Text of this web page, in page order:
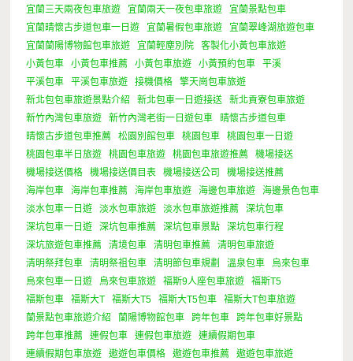
宜蘭三天兩夜包車旅遊
宜蘭兩天一夜包車旅遊
宜蘭景點包車
宜蘭晴懷古步道包車一日遊
宜蘭暑假包車旅遊
宜蘭翠峰湖旅遊包車
宜蘭蘭陽博物館包車旅遊
宜蘭輕塵別院
客製化小黃包車旅遊
小黃包車
小黃包車推薦 小黃包車旅遊 小黃預約包車
平溪
平溪包車
平溪包車旅遊 接機價格
擎天崗包車旅遊
新北包包車旅遊景點介紹
新北包車一日遊接送
新北貢寮包車旅遊
新竹內灣包車旅遊
新竹內灣老街一日遊包車
晴懷古步道包車
晴懷古步道包車推薦
松園別館包車 桃園包車
桃園包車一日遊
桃園包車半日旅遊
桃園包車旅遊 桃園包車旅遊推薦
機場接送
機場接送價格
機場接送價目表 機場接送公司
機場接送推薦
海岸包車
海岸包車推薦 海岸包車旅遊 海邊包車旅遊
海邊景色包車
淡水包車一日遊
淡水包車旅遊 淡水包車旅遊推薦
深坑包車
深坑包車一日遊
深坑包車推薦 深坑包車景點
深坑包車行程
深坑旅遊包車推薦
清境包車 清明包車推薦
清明包車旅遊
清明祭拜包車
清明祭祖包車 清明節包車規劃 溫泉包車
烏來包車
烏來包車一日遊
烏來包車旅遊 福斯9人座包車旅遊
福斯T5
福斯包車
福斯大T 福斯大T5 福斯大T5包車
福斯大T包車旅遊
蘭景點包車旅遊介紹
蘭陽博物館包車 跨年包車
跨年包車好景點
跨年包車推薦
連假包車 連假包車旅遊
連續假期包車
連續假期包車旅遊
遨遊包車價格 遨遊包車推薦
遨遊包車旅遊